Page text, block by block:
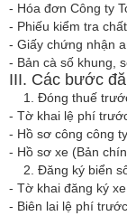
- Hóa đơn Công ty
- Phiếu kiểm tra
- Giấy chứng nhận
- Bản cà số khung,
III. Các bước
1. Đóng thuế
- Tờ khai lệ phí
- Hồ sơ công công
- Hồ sơ xe (Bản
2. Đăng ký biển
- Tờ khai đăng ký
- Biên lai lệ phí